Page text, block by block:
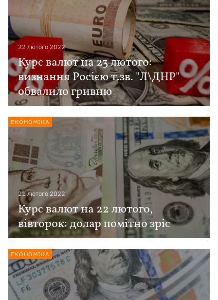
22 лютого 2022
Курс валют на 23 лютого:
визнання Росією т.зв. "Л\ДНР"
обвалило гривню
21 лютого 2022
Курс валют на 22 лютого,
вівторок: долар помітно зріс
ЕКОНОМІКА
ЕКОНОМІКА